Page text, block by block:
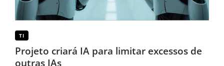
TI
Projeto criará IA para limitar excessos de
outras IAs